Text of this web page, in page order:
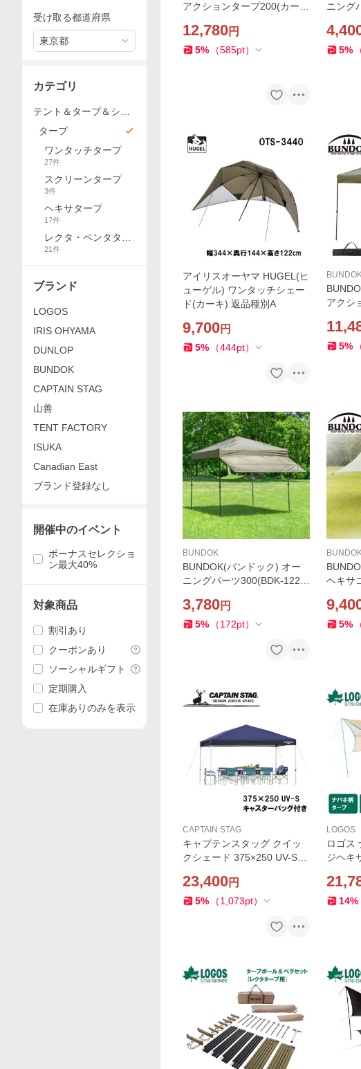
アクションタープ200(カー
12,780円
5% （585pt）
ニング
5%
アイリスオーヤマ HUGEL(ヒ
ューゲル) ワンタッチシェー
ド(カーキ) 返品種別A
9,700円
5% （444pt）
アクシ
5%
BUNDOK
BUNDOK(バンドック) オー
ニングパーツ300(BDK-122K
用) 返品種別A
3,780円
5% （172pt）
ヘキサ
5%
CAPTAIN STAG
キャプテンスタッグ クイッ
クシェード 375×250 UV-S
別A
23,400円
5% （1,073pt）
LOGOS
ロゴス
ジヘキ
14%
受け取る都道府県
東京都
カテゴリ
テント＆タープ＆シェ
ード
タープ
ワンタッチタープ
27件
スクリーンタープ
3件
ヘキサタープ
17件
レクタ・ペンタター
プ
21件
ブランド
LOGOS
IRIS OHYAMA
DUNLOP
BUNDOK
CAPTAIN STAG
山善
TENT FACTORY
ISUKA
Canadian East
ブランド登録なし
開催中のイベント
ボーナスセレクショ
ン最大40%
対象商品
割引あり
クーポンあり
ソーシャルギフト
定期購入
在庫ありのみを表示